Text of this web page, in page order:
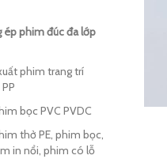
ép phim đúc đa lớp
phim trang trí
bọc PVC PVDC
thở PE, phim bọc,
in nổi, phim có lỗ